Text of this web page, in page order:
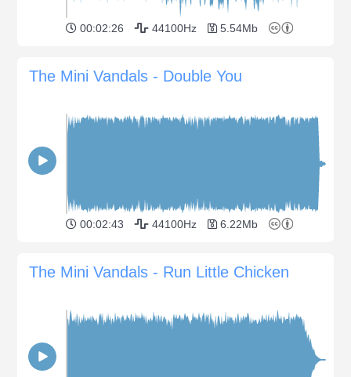
00:02:26 44100Hz 5.54Mb
The Mini Vandals - Double You
00:02:43 44100Hz 6.22Mb
The Mini Vandals - Run Little Chicken